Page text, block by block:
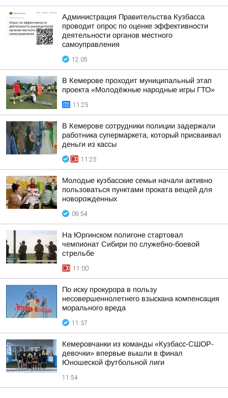
Администрация Правительства Кузбасса
проводит опрос по оценке эффективности
деятельности органов местного
самоуправления
12:05
В Кемерове проходит муниципальный этап
проекта «Молодёжные народные игры ГТО»
11:25
В Кемерове сотрудники полиции задержали
работника супермаркета, который присваивал
деньги из кассы
11:25
Молодые кузбасские семьи начали активно
пользоваться пунктами проката вещей для
новорожденных
09:54
На Юргинском полигоне стартовал
чемпионат Сибири по служебно-боевой
стрельбе
11:00
По иску прокурора в пользу
несовершеннолетнего взыскана компенсация
морального вреда
11:37
Кемеровчанки из команды «Кузбасс-СШОР-
девочки» впервые вышли в финал
Юношеской футбольной лиги
11:54